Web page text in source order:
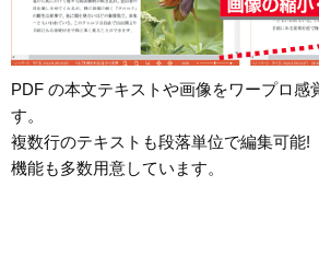
PDF の本文テキストや画像をワープロ感
す。
複数行のテキストも段落単位で編集可能
機能も多数用意しています。